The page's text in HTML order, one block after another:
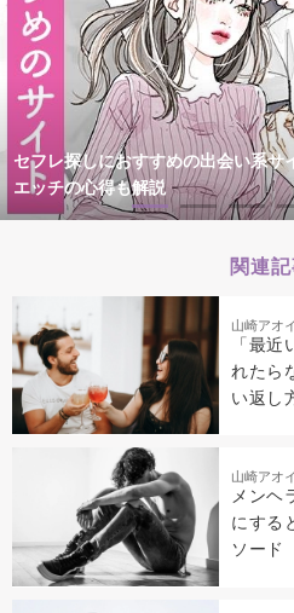
セフレ探しにおすすめの出会い系
エッチの心得も解説
関連
山崎アオイ
「最
れたら
い返し
山崎アオイ
メンヘ
にする
ソード